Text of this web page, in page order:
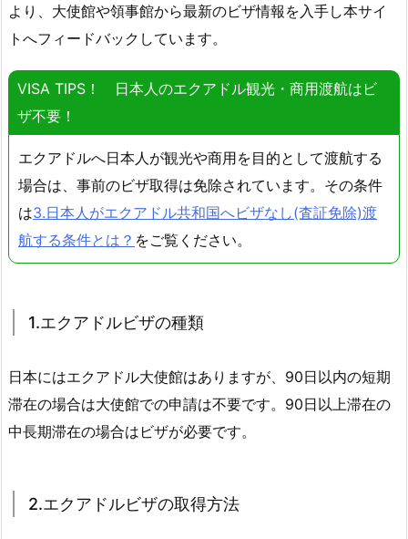
より、大使館や領事館から最新のビザ情報を入手し本サイ
トへフィードバックしています。
VISA TIPS！ 日本人のエクアドル観光・商用渡航はビ
ザ不要！
エクアドルへ日本人が観光や商用を目的として渡航する
場合は、事前のビザ取得は免除されています。その条件
は3.日本人がエクアドル共和国へビザなし(査証免除)渡
航する条件とは？ をご覧ください。
1.エクアドルビザの種類
日本にはエクアドル大使館はありますが、90日以内の短期
滞在の場合は大使館での申請は不要です。90日以上滞在の
中長期滞在の場合はビザが必要です。
2.エクアドルビザの取得方法